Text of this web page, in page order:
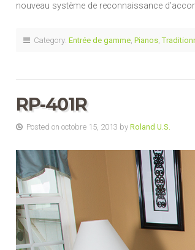
nouveau système de reconnaissance
Category: Entrée de gamme, Pianos,
RP-401R
Posted on octobre 15, 2013 by Roland U.S.